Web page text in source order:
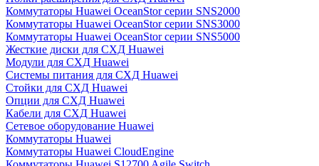
Коммутаторы Huawei OceanStor серии SNS2000
Коммутаторы Huawei OceanStor серии SNS3000
Коммутаторы Huawei OceanStor серии SNS5000
Жесткие диски для СХД Huawei
Модули для СХД Huawei
Системы питания для СХД Huawei
Стойки для СХД Huawei
Опции для СХД Huawei
Кабели для СХД Huawei
Сетевое оборудование Huawei
Коммутаторы Huawei
Коммутаторы Huawei CloudEngine